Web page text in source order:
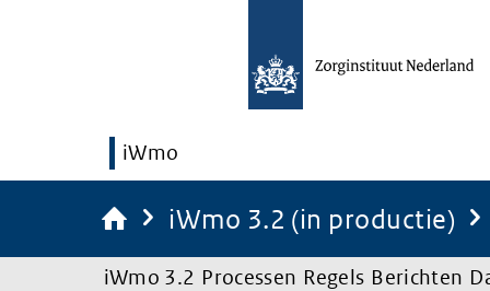
iWmo
iWmo 3.2 (in productie)
iWmo 3.2 Processen Regels Berichten